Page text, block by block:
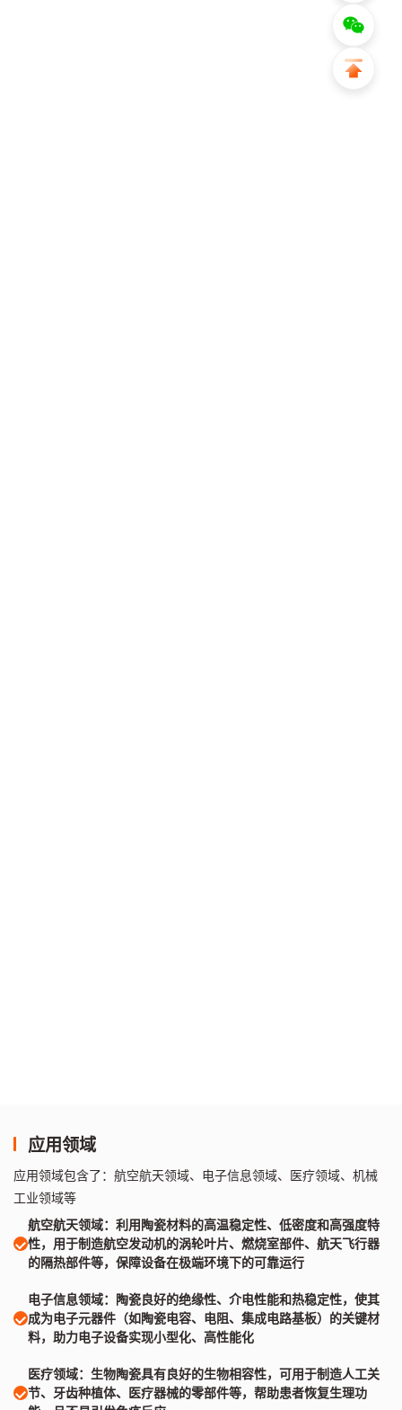
应用领域
应用领域包含了：航空航天领域、电子信息领域、医疗领域、机械
工业领域等
航空航天领域：利用陶瓷材料的高温稳定性、低密度和高强度特
性，用于制造航空发动机的涡轮叶片、燃烧室部件、航天飞行器
的隔热部件等，保障设备在极端环境下的可靠运行
电子信息领域：陶瓷良好的绝缘性、介电性能和热稳定性，使其
成为电子元器件（如陶瓷电容、电阻、集成电路基板）的关键材
料，助力电子设备实现小型化、高性能化
医疗领域：生物陶瓷具有良好的生物相容性，可用于制造人工关
节、牙齿种植体、医疗器械的零部件等，帮助患者恢复生理功